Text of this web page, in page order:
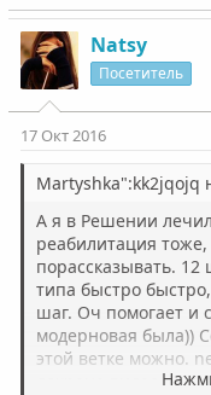
Natsy
Посетитель
17 Окт 2016
Martyshka":kk2jqojq
А я в Решении
реабилитация
порассказывать. 12
типа быстро
шаг. Оч помогает и
модерновая была))
этой ветке можно.
дохрена видео и